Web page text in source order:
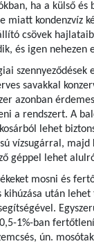
ha a külső és
miatt kondenzvíz
csövek
és igen nehezen
szennyeződések
savakkal
azonban
a rendszert. A
lehet
vízsugárral, majd
géppel lehet
mosni és
kihúzása után
1%-ban
ún.